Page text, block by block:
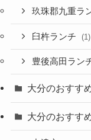
玖珠郡九重ラ
臼杵ランチ (1)
豊後高田ラン
大分のおすす
大分のおすす